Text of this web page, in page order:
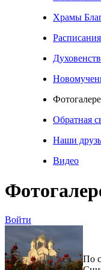
Храмы
Обратная
Наши
Видео
Войти
По